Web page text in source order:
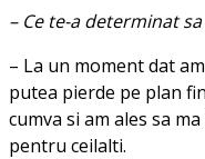
– Ce te-a determinat
– La un moment dat
putea pierde pe plan
cumva si am ales sa
pentru ceilalti.